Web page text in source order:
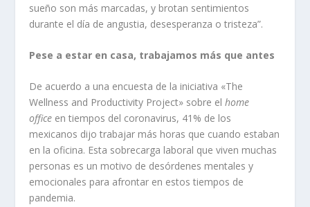
sueño son más marcadas, y brotan sentimientos
durante el día de angustia, desesperanza o tristeza”.
Pese a estar en casa, trabajamos más que antes
De acuerdo a una encuesta de la iniciativa «The
Wellness and Productivity Project» sobre elhome
office en tiempos del coronavirus, 41% de los
mexicanos dijo trabajar más horas que cuando estaban
en la oficina. Esta sobrecarga laboral que viven muchas
personas es un motivo de desórdenes mentales y
emocionales para afrontar en estos tiempos de
pandemia.